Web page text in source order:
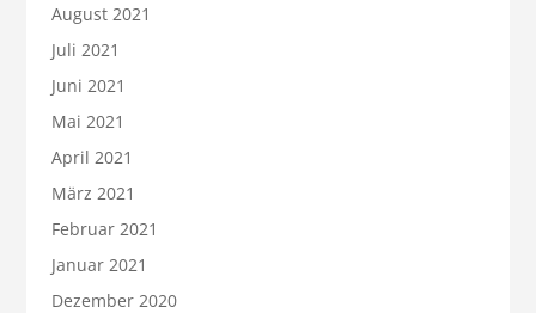
August 2021
Juli 2021
Juni 2021
Mai 2021
April 2021
März 2021
Februar 2021
Januar 2021
Dezember 2020